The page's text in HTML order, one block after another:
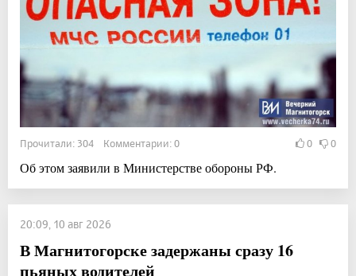
Прочитали: 304 Комментарии: 0 0 0
Об этом заявили в Министерстве обороны РФ.
20:09, 10 авг 2026
В Магнитогорске задержаны сразу 16
пьяных водителей